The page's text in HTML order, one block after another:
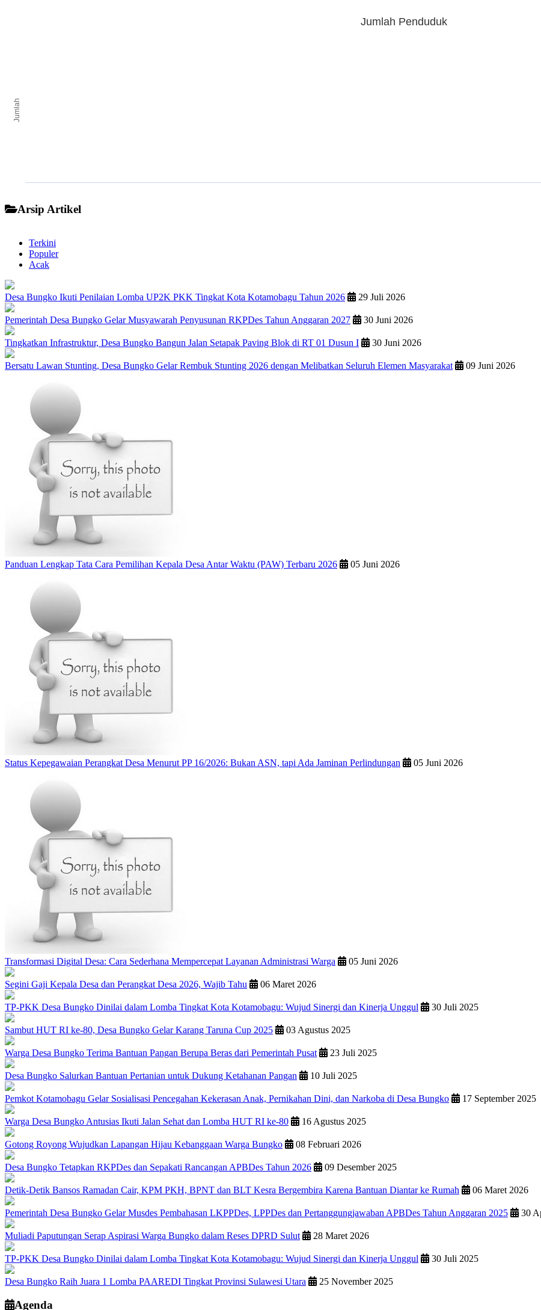
Jumlah
Jumlah Penduduk
Arsip Artikel
Terkini
Populer
Acak
Desa Bungko Ikuti Penilaian Lomba UP2K PKK Tingkat Kota Kotamobagu Tahun 2026 29 Juli 2026
Pemerintah Desa Bungko Gelar Musyawarah Penyusunan RKPDes Tahun Anggaran 2027 30 Juni 2026
Tingkatkan Infrastruktur, Desa Bungko Bangun Jalan Setapak Paving Blok di RT 01 Dusun I 30 Juni 2026
Bersatu Lawan Stunting, Desa Bungko Gelar Rembuk Stunting 2026 dengan Melibatkan Seluruh Elemen Masyarakat 09 Juni 2026
Panduan Lengkap Tata Cara Pemilihan Kepala Desa Antar Waktu (PAW) Terbaru 2026 05 Juni 2026
Status Kepegawaian Perangkat Desa Menurut PP 16/2026: Bukan ASN, tapi Ada Jaminan Perlindungan 05 Juni 2026
Transformasi Digital Desa: Cara Sederhana Mempercepat Layanan Administrasi Warga 05 Juni 2026
Segini Gaji Kepala Desa dan Perangkat Desa 2026, Wajib Tahu 06 Maret 2026
TP-PKK Desa Bungko Dinilai dalam Lomba Tingkat Kota Kotamobagu: Wujud Sinergi dan Kinerja Unggul 30 Juli 2025
Sambut HUT RI ke-80, Desa Bungko Gelar Karang Taruna Cup 2025 03 Agustus 2025
Warga Desa Bungko Terima Bantuan Pangan Berupa Beras dari Pemerintah Pusat 23 Juli 2025
Desa Bungko Salurkan Bantuan Pertanian untuk Dukung Ketahanan Pangan 10 Juli 2025
Pemkot Kotamobagu Gelar Sosialisasi Pencegahan Kekerasan Anak, Pernikahan Dini, dan Narkoba di Desa Bungko 17 September 2025
Warga Desa Bungko Antusias Ikuti Jalan Sehat dan Lomba HUT RI ke-80 16 Agustus 2025
Gotong Royong Wujudkan Lapangan Hijau Kebanggaan Warga Bungko 08 Februari 2026
Desa Bungko Tetapkan RKPDes dan Sepakati Rancangan APBDes Tahun 2026 09 Desember 2025
Detik-Detik Bansos Ramadan Cair, KPM PKH, BPNT dan BLT Kesra Bergembira Karena Bantuan Diantar ke Rumah 06 Maret 2026
Pemerintah Desa Bungko Gelar Musdes Pembahasan LKPPDes, LPPDes dan Pertanggungjawaban APBDes Tahun Anggaran 2025 30
Muliadi Paputungan Serap Aspirasi Warga Bungko dalam Reses DPRD Sulut 28 Maret 2026
TP-PKK Desa Bungko Dinilai dalam Lomba Tingkat Kota Kotamobagu: Wujud Sinergi dan Kinerja Unggul 30 Juli 2025
Desa Bungko Raih Juara 1 Lomba PAAREDI Tingkat Provinsi Sulawesi Utara 25 November 2025
Agenda